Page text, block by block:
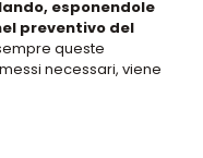
esponendole
preventivo del
queste
necessari, viene